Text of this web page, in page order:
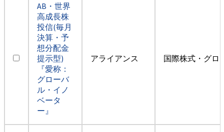
AB・世界
高成長株
投信(毎月
決算・予
想分配金
提示型)
『愛称：
グローバ
ル・イノ
ベータ
ー』
アライアンス 国際株式・グロ